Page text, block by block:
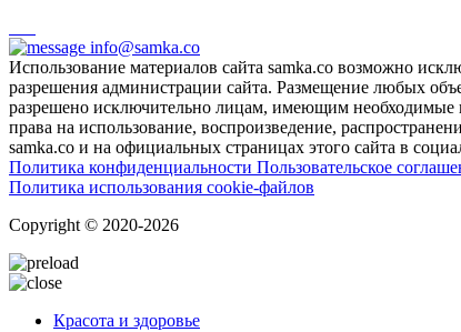
info@samka.co
Использование материалов сайта samka.co возможно
разрешения администрации сайта. Размещение любых
разрешено исключительно лицам, имеющим необходимые
права на использование, воспроизведение,
samka.co и на официальных страницах этого сайта в
Политика конфиденциальности Пользовательское
Политика использования cookie-файлов
Copyright © 2020-2026
Красота и здоровье